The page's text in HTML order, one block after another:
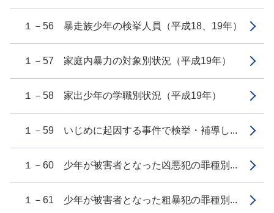
１－56 暴走族少年の検挙人員（平成18、19年）
１－57 家庭内暴力の対象別状況（平成19年）
１－58 家出少年の学職別状況（平成19年）
１－59 いじめに起因する事件で検挙・補導し...
１－60 少年が被害者となった凶悪犯の罪種別...
１－61 少年が被害者となった粗暴犯の罪種別...